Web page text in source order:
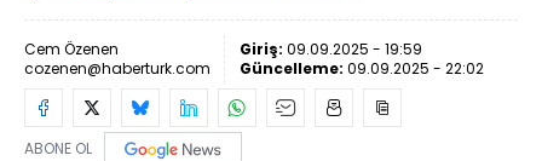
Cem Özenen
cozenen@haberturk.com
Giriş: 09.09.2025 - 19:59
Güncelleme: 09.09.2025 - 22:02
ABONE OL